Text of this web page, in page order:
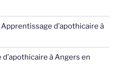
Apprentissage d’apothicaire à
à Angers en